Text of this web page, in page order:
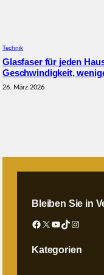
Technik
Glasfaser für jeden
Geschwindigkeit,
26. März 2026
Bleiben Sie in
Facebook X YouTube TikTok Instagram
Kategorien